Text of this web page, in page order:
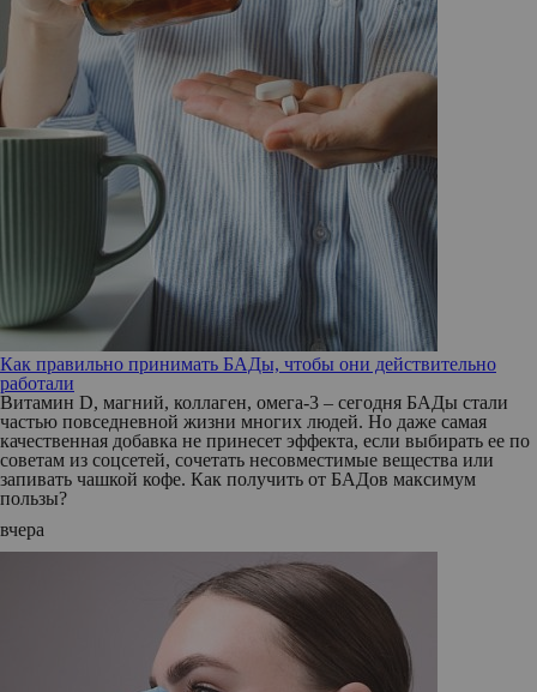
Как правильно принимать БАДы, чтобы они действительно
работали
Витамин D, магний, коллаген, омега-3 – сегодня БАДы стали
частью повседневной жизни многих людей. Но даже самая
качественная добавка не принесет эффекта, если выбирать ее по
советам из соцсетей, сочетать несовместимые вещества или
запивать чашкой кофе. Как получить от БАДов максимум
пользы?
вчера